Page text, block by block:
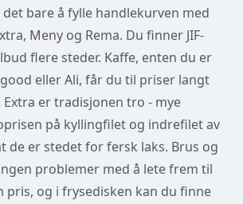
bare å fylle handlekurven med
Meny og Rema. Du finner JIF-
flere steder. Kaffe, enten du er
eller Ali, får du til priser langt
er tradisjonen tro - mye
på kyllingfilet og indrefilet av
de er stedet for fersk laks. Brus og
problemer med å lete frem til
og i frysedisken kan du finne